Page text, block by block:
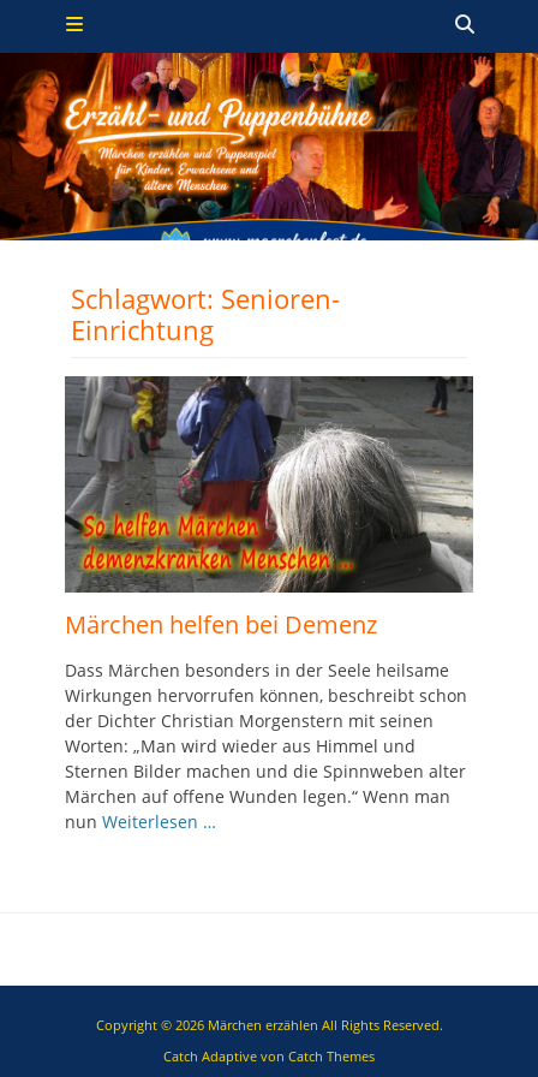
Zum
springen
Primäres Menü
Schlagwort: Senioren-
Einrichtung
Märchen helfen bei Demenz
Dass Märchen besonders in der Seele heilsame
Wirkungen hervorrufen können, beschreibt schon
der Dichter Christian Morgenstern mit seinen
Worten: „Man wird wieder aus Himmel und
Sternen Bilder machen und die Spinnweben alter
Märchen auf offene Wunden legen.“ Wenn man
nun Weiterlesen …
Copyright © 2026 Märchen erzählen All Rights Reserved.
Catch Adaptive von Catch Themes